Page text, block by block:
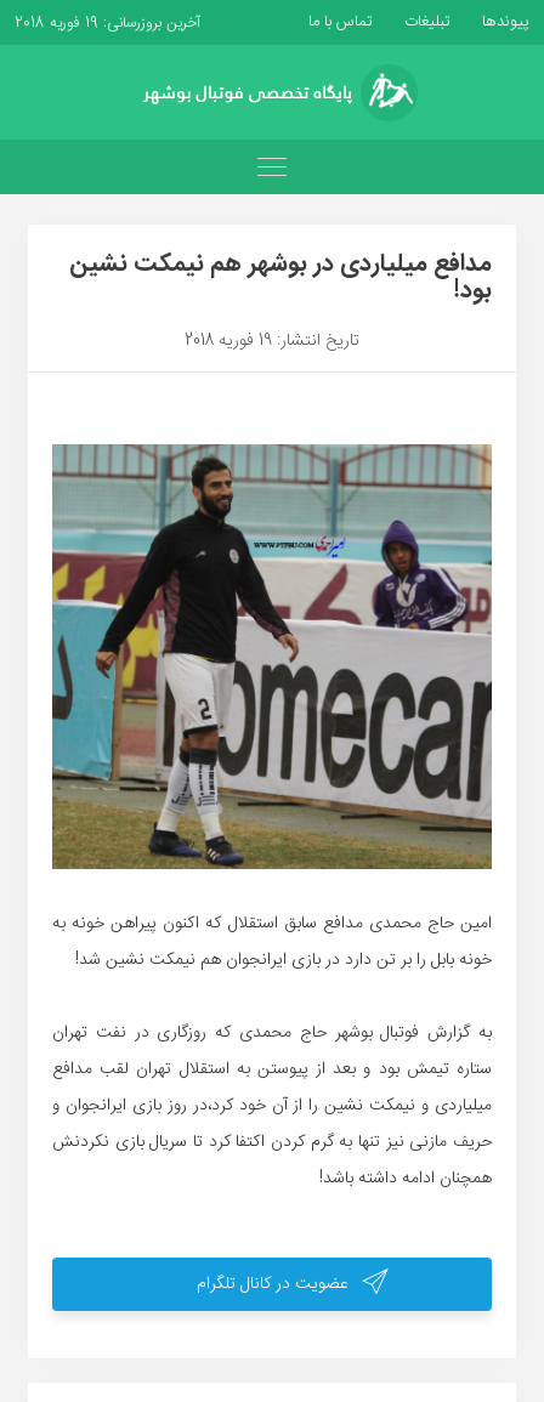
پیوندها تبلیغات تماس با ما آخرین بروزرسانی: 19 فوریه 2018
مدافع میلیاردی در بوشهر هم نیمکت نشین
بود!
تاریخ انتشار: 19 فوریه 2018
امین حاج محمدی مدافع سابق استقلال که اکنون پیراهن خونه به
خونه بابل را بر تن دارد در بازی ایرانجوان هم نیمکت نشین شد!
به گزارش فوتبال بوشهر حاج محمدی که روزگاری در نفت تهران
ستاره تیمش بود و بعد از پیوستن به استقلال تهران لقب مدافع
میلیاردی و نیمکت نشین را از آن خود کرد،در روز بازی ایرانجوان و
حریف مازنی نیز تنها به گرم کردن اکتفا کرد تا سریال بازی نکردنش
همچنان ادامه داشته باشد!
عضویت در کانال تلگرام